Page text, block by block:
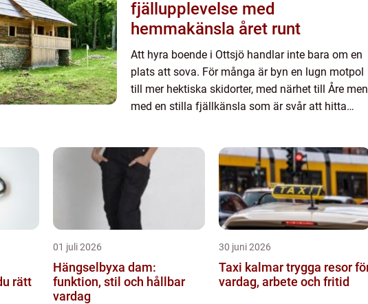
fjällupplevelse med
hemmakänsla året runt
Att hyra boende i Ottsjö handlar inte bara om en
plats att sova. För många är byn en lugn motpol
till mer hektiska skidorter, med närhet till Åre men
med en stilla fjällkänsla som är svår att hitta
01 juli 2026
Hängselbyxa dam:
funktion, stil och hållbar
vardag
30 juni 2026
Taxi kalmar trygga resor för
vardag, arbete och fritid